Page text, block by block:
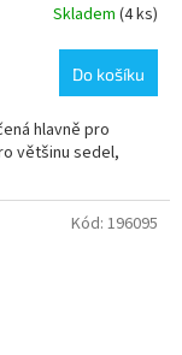
Skladem (4 ks)
Do košíku
hlavně pro
většinu sedel,
Kód: 196095